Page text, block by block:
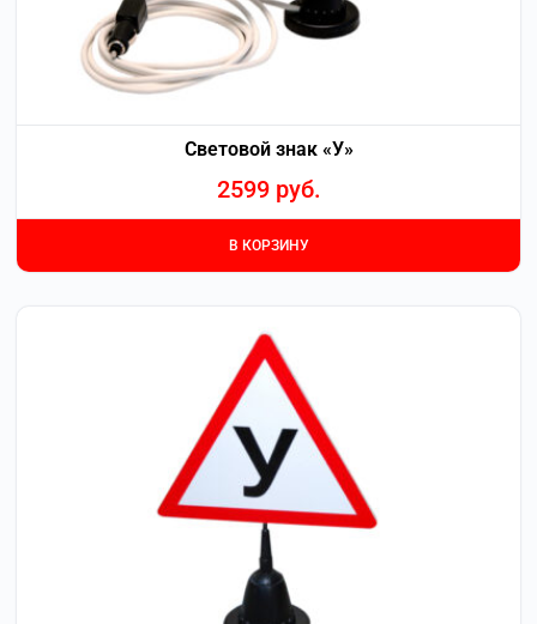
Световой знак «У»
2599 руб.
В КОРЗИНУ